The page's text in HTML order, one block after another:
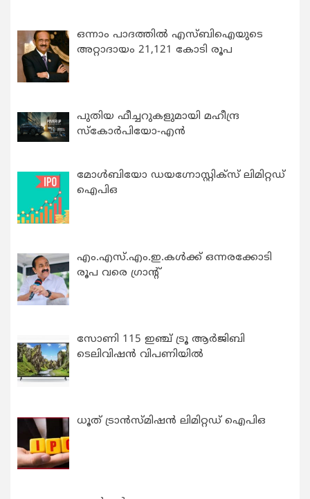
ഒന്നാം പാദത്തിൽ എസ്ബിഐയുടെ
അറ്റാദായം 21,121 കോടി രൂപ
പുതിയ ഫീച്ചറുകളുമായി മഹീന്ദ്ര
സ്കോർപിയോ-എൻ
മോൾബിയോ ഡയഗ്നോസ്റ്റിക്സ് ലിമിറ്റഡ്
ഐപിഒ
എം.എസ്.എം.ഇ.കൾക്ക് ഒന്നരക്കോടി
രൂപ വരെ ഗ്രാന്റ്
സോണി 115 ഇഞ്ച് ട്രൂ ആർജിബി
ടെലിവിഷൻ വിപണിയിൽ
ധൂത് ട്രാൻസ്മിഷൻ ലിമിറ്റഡ് ഐപിഒ